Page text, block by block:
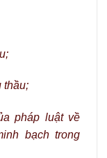
thầu;
pháp luật về
bạch trong